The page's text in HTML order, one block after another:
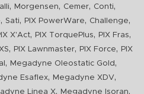
, Morgensen, Cemer, Conti,
, Sati, PIX PowerWare, Challenge,
X'Act, PIX TorquePlus, PIX Fras,
, PIX Lawnmaster, PIX Force,
PIX
, Megadyne Oleostatic Gold ,
Esaflex, Megadyne XDV,
Linea X, Megadyne Isoran,